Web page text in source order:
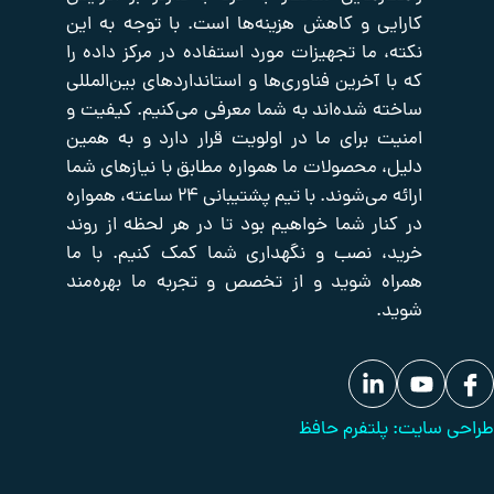
و کاهش هزینه‌ها است. با توجه به این
ما تجهیزات مورد استفاده در مرکز داده را
فناوری‌ها و استانداردهای بین‌المللی
شده‌اند به شما معرفی می‌کنیم. کیفیت و
برای ما در اولویت قرار دارد و به همین
محصولات ما همواره مطابق با نیازهای شما
ارائه می‌شوند. با تیم پشتیبانی ۲۴ ساعته، همواره
شما خواهیم بود تا در هر لحظه از روند
نصب و نگهداری شما کمک کنیم. با ما
شوید و از تخصص و تجربه ما بهره‌مند
صفحه
اصلی
فروشگاه
درباره
ما
تماس
با
ما
بانک
مقالات
اکتیو
شبکه
تایم
سرور
پسیو
شبکه
حفاظت
پیرامونی
حافظ